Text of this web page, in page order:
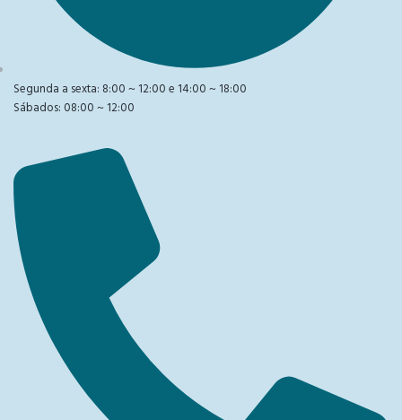
Segunda a sexta: 8:00 ~ 12:00 e 14:00 ~ 18:00
Sábados: 08:00 ~ 12:00